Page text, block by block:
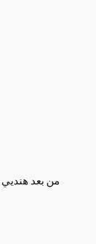
من بعد